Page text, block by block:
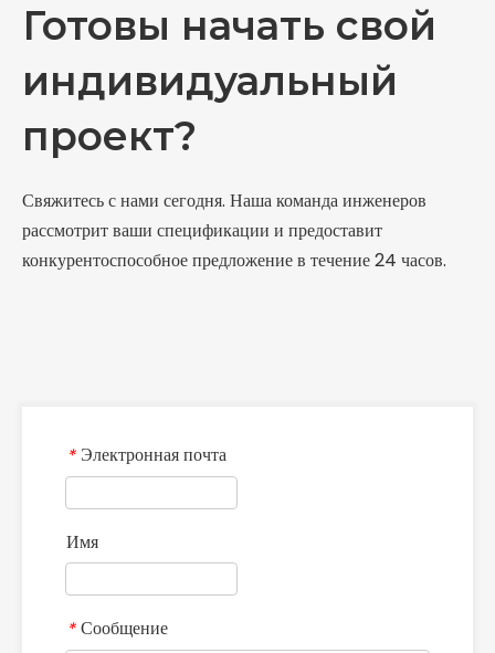
Готовы начать свой
индивидуальный
проект?
Свяжитесь с нами сегодня. Наша команда инженеров
рассмотрит ваши спецификации и предоставит
конкурентоспособное предложение в течение 24 часов.
* Электронная почта
Имя
* Сообщение